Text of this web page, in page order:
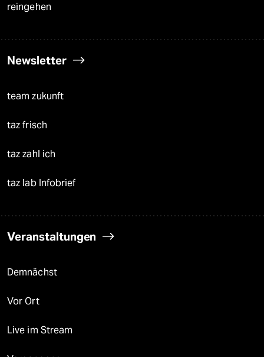
reingehen
Newsletter
team zukunft
taz frisch
taz zahl ich
taz lab Infobrief
Veranstaltungen
Demnächst
Vor Ort
Live im Stream